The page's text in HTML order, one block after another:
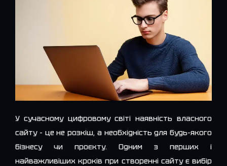
У сучасному цифровому світі наявність власного
сайту – це не розкіш, а необхідність для будь-якого
бізнесу чи проєкту. Одним з перших і
найважливіших кроків при створенні сайту є вибір